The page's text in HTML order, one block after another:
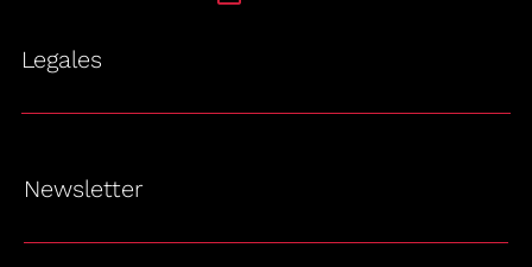
Legales
Newsletter